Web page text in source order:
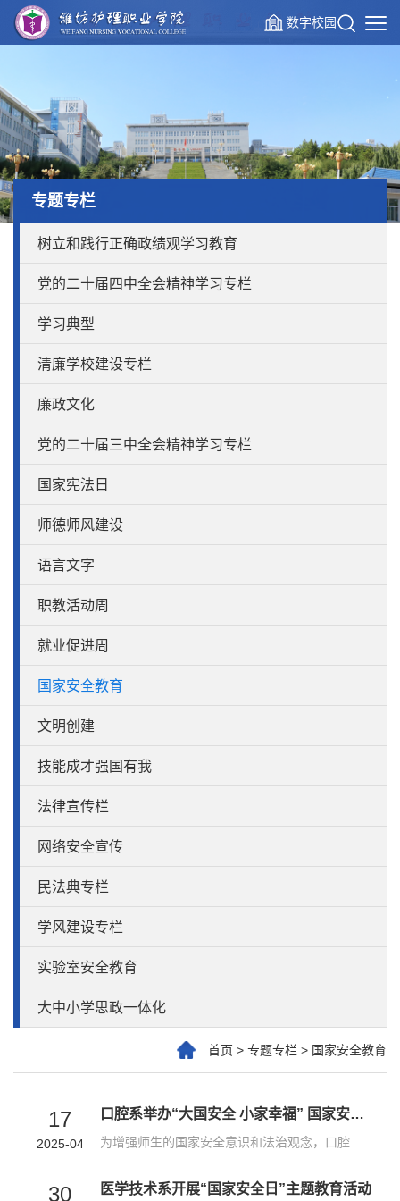
数字校园
专题专栏
树立和践行正确政绩观学习教育
党的二十届四中全会精神学习专栏
学习典型
清廉学校建设专栏
廉政文化
党的二十届三中全会精神学习专栏
国家宪法日
师德师风建设
语言文字
职教活动周
就业促进周
国家安全教育
文明创建
技能成才强国有我
法律宣传栏
网络安全宣传
民法典专栏
学风建设专栏
实验室安全教育
大中小学思政一体化
首页 > 专题专栏 > 国家安全教育
17
2025-04
口腔系举办“大国安全 小家幸福” 国家安全专题讲座
30 医学技术系开展“国家安全日”主题教育活动